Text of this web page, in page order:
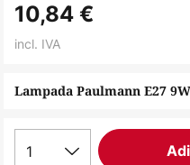
para
da
de
imagens
Lampada Paulmann E27
10,84 €
incl. IVA
1